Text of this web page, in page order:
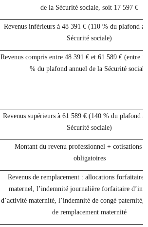
de la Sécurité sociale, soit 17 597 €
Revenus inférieurs à 48 391 € (110 % du plafond
Sécurité sociale)
Revenus compris entre 48 391 € et 61 589 € (entre
% du plafond annuel de la Sécurité
Revenus supérieurs à 61 589 € (140 % du plafond
Sécurité sociale)
Montant du revenu professionnel + cotisations
obligatoires
Revenus de remplacement : allocations forfaitaires
maternel, l’indemnité journalière forfaitaire
d’activité maternité, l’indemnité de congé paternité,
de remplacement maternité